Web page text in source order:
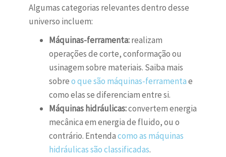
Algumas categorias relevantes dentro desse
universo incluem:
Máquinas-ferramenta:realizam
operações de corte, conformação ou
usinagem sobre materiais. Saiba mais
sobreo que são máquinas-ferramentae
como elas se diferenciam entre si.
Máquinas hidráulicas:convertem energia
mecânica em energia de fluido, ou o
contrário. Entendacomo as máquinas
hidráulicas são classificadas.